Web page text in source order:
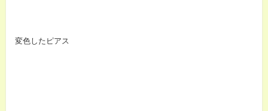
変色したピアス